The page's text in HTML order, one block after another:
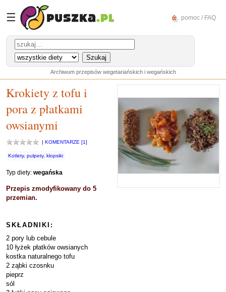
☰ pomoc / FAQ
Archiwum przepisów wegetariańskich i wegańskich
Krokiety z tofu i
pora z płatkami
owsianymi
| KOMENTARZE [1]
Kotlety, pulpety, klopsiki
Typ diety: wegańska
Przepis zmodyfikowany do 5
przemian.
SKŁADNIKI:
2 pory lub cebule
10 łyżek płatków owsianych
kostka naturalnego tofu
2 ząbki czosnku
pieprz
sól